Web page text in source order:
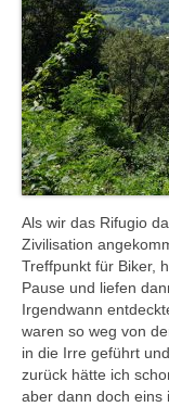
Als wir das Rifugio
Zivilisation
Treffpunkt für Biker,
Pause und liefen
Irgendwann
waren so weg von
in die Irre geführt
zurück hätte ich
aber dann doch eins